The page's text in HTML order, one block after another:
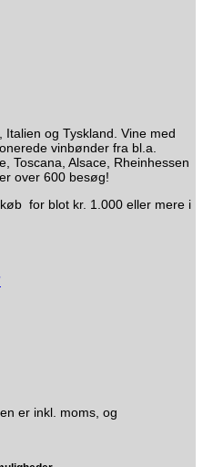
og Tyskland. Vine med
vinbønder fra bl.a.
Toscana, Alsace, Rheinhessen
over 600 besøg!
for blot kr. 1.000 eller mere i
er inkl. moms, og